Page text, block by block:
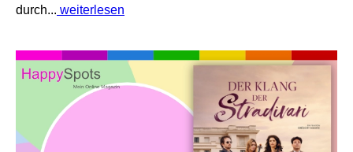
durch... weiterlesen